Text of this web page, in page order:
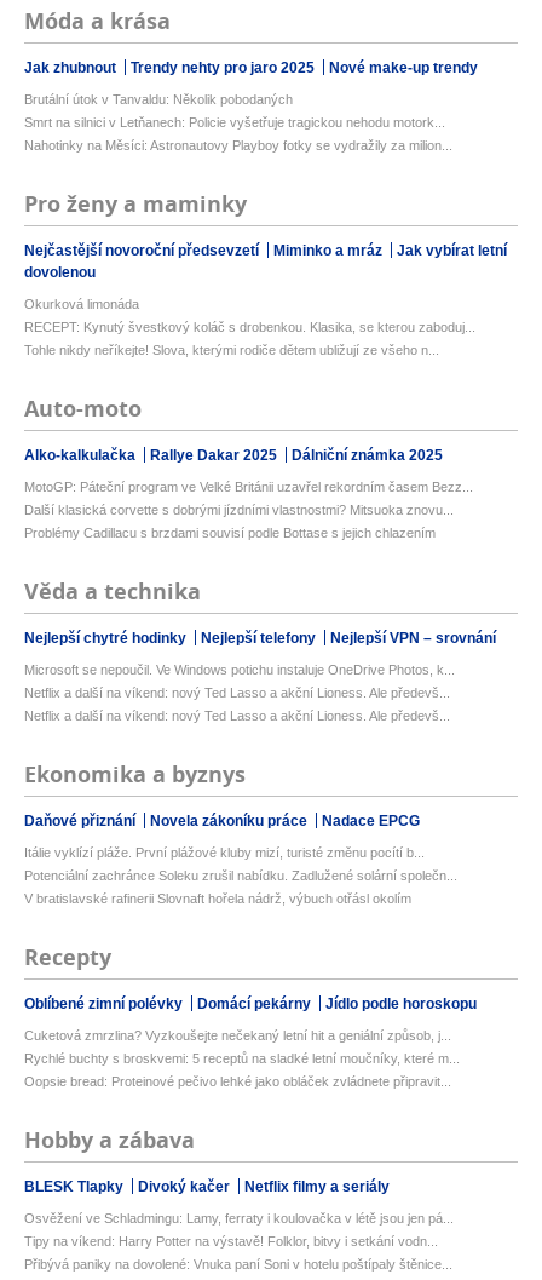
Móda a krása
Jak zhubnout Trendy nehty pro jaro 2025 Nové make-up trendy
Brutální útok v Tanvaldu: Několik pobodaných
Smrt na silnici v Letňanech: Policie vyšetřuje tragickou nehodu motork...
Nahotinky na Měsíci: Astronautovy Playboy fotky se vydražily za milion...
Pro ženy a maminky
Nejčastější novoroční předsevzetí Miminko a mráz
Jak vybírat letní
dovolenou
Okurková limonáda
RECEPT: Kynutý švestkový koláč s drobenkou. Klasika, se kterou zaboduj...
Tohle nikdy neříkejte! Slova, kterými rodiče dětem ubližují ze všeho n...
Auto-moto
Alko-kalkulačka Rallye Dakar 2025 Dálniční známka 2025
MotoGP: Páteční program ve Velké Británii uzavřel rekordním časem Bezz...
Další klasická corvette s dobrými jízdními vlastnostmi? Mitsuoka znovu...
Problémy Cadillacu s brzdami souvisí podle Bottase s jejich chlazením
Věda a technika
Nejlepší chytré hodinky Nejlepší telefony Nejlepší VPN – srovnání
Microsoft se nepoučil. Ve Windows potichu instaluje OneDrive Photos, k...
Netflix a další na víkend: nový Ted Lasso a akční Lioness. Ale předevš...
Netflix a další na víkend: nový Ted Lasso a akční Lioness. Ale předevš...
Ekonomika a byznys
Daňové přiznání Novela zákoníku práce Nadace EPCG
Itálie vyklízí pláže. První plážové kluby mizí, turisté změnu pocítí b...
Potenciální zachránce Soleku zrušil nabídku. Zadlužené solární společn...
V bratislavské rafinerii Slovnaft hořela nádrž, výbuch otřásl okolím
Recepty
Oblíbené zimní polévky Domácí pekárny Jídlo podle horoskopu
Cuketová zmrzlina? Vyzkoušejte nečekaný letní hit a geniální způsob, j...
Rychlé buchty s broskvemi: 5 receptů na sladké letní moučníky, které m...
Oopsie bread: Proteinové pečivo lehké jako obláček zvládnete připravit...
Hobby a zábava
BLESK Tlapky Divoký kačer Netflix filmy a seriály
Osvěžení ve Schladmingu: Lamy, ferraty i koulovačka v létě jsou jen pá...
Tipy na víkend: Harry Potter na výstavě! Folklor, bitvy i setkání vodn...
Přibývá paniky na dovolené: Vnuka paní Soni v hotelu poštípaly štěnice...